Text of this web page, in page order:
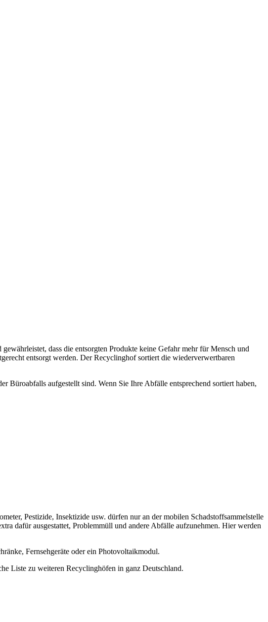
dass die entsorgten Produkte keine Gefahr mehr für Mensch und
entsorgt werden. Der Recyclinghof sortiert die wiederverwertbaren
aufgestellt sind. Wenn Sie Ihre Abfälle entsprechend sortiert haben,
Pestizide, Insektizide usw. dürfen nur an der mobilen Schadstoffsammelstelle
dafür ausgestattet, Problemmüll und andere Abfälle aufzunehmen. Hier werden
Fernsehgeräte oder ein Photovoltaikmodul.
Liste zu weiteren Recyclinghöfen in ganz Deutschland.